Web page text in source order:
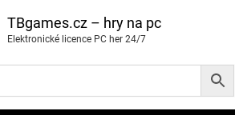
TBgames.cz – hry na pc
Elektronické licence PC her 24/7